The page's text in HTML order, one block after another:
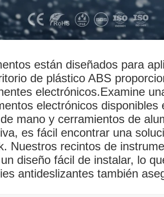
están diseñados para
de plástico ABS
electrónicos.Examine
electrónicos disponibles
mano y cerramientos de
es fácil encontrar una
Nuestros recintos de
diseño fácil de instalar, lo
antideslizantes también